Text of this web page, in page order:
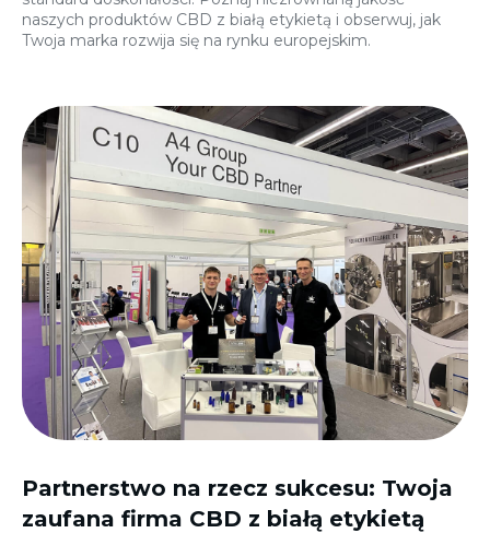
naszych produktów CBD z białą etykietą i obserwuj, jak
Twoja marka rozwija się na rynku europejskim.
Partnerstwo na rzecz sukcesu: Twoja
zaufana firma CBD z białą etykietą